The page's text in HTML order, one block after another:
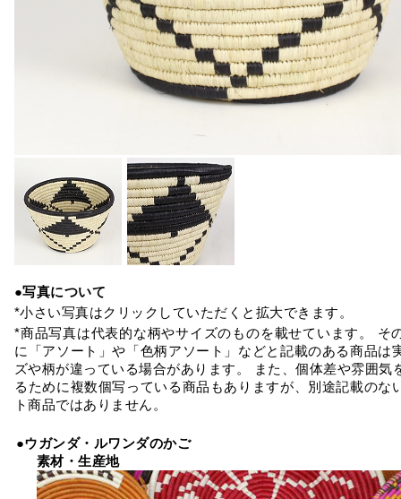
●写真について
*小さい写真はクリックしていただくと拡大できます。
*商品写真は代表的な柄やサイズのものを載せています。 そ
に「アソート」や「色柄アソート」などと記載のある商品は
ズや柄が違っている場合があります。 また、個体差や雰囲気
るために複数個写っている商品もありますが、別途記載のな
ト商品ではありません。
●ウガンダ・ルワンダのかご
素材・生産地